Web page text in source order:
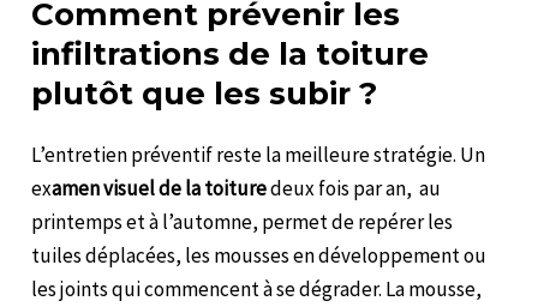
Comment prévenir les
infiltrations de la toiture
plutôt que les subir ?
L’entretien préventif reste la meilleure stratégie. Un
examen visuel de la toituredeux fois par an, au
printemps et à l’automne, permet de repérer les
tuiles déplacées, les mousses en développement ou
les joints qui commencent à se dégrader. La mousse,